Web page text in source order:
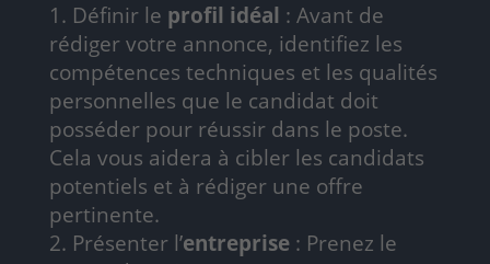
Définir le profil idéal : Avant de
rédiger votre annonce, identifiez les
compétences techniques et les qualités
personnelles que le candidat doit
posséder pour réussir dans le poste.
Cela vous aidera à cibler les candidats
potentiels et à rédiger une offre
pertinente.
Présenter l’entreprise: Prenez le